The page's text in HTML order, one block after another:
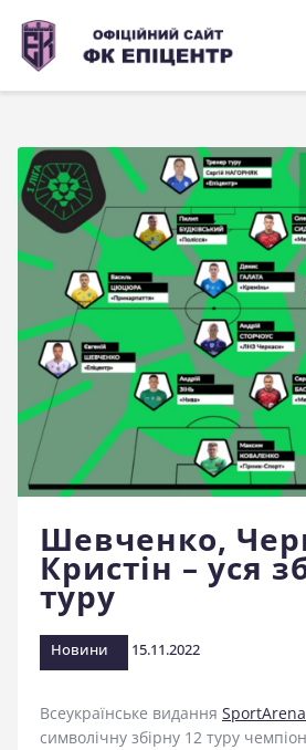
ОФІЦІЙНИЙ САЙТ
ОФІЦІЙНИЙ САЙТ ФК
Головна
Новини
Команда
Матчі 2026/2027
Фото
Історія
Клуб
Фан-шоп
Правила поведінки
Шевченко,
Кристін – уся
туру
Новини 15.11.2022
Всеукраїнське видання
символічну збірну 12 туру